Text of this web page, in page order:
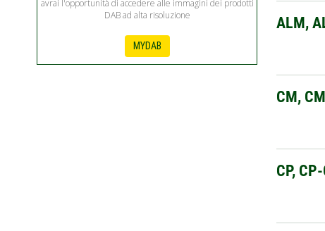
avrai l'opportunità di accedere alle immagini dei prodotti
DAB ad alta risoluzione
MYDAB
ALM,
CM,
CP,